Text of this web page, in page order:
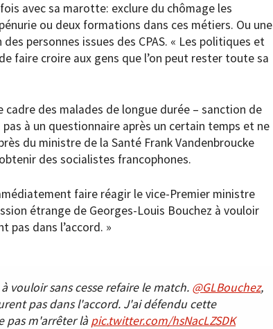
avec sa marotte: exclure du chômage les
ou deux formations dans ces métiers. Ou une
personnes issues des CPAS. « Les politiques et
faire croire aux gens que l’on peut rester toute sa
des malades de longue durée – sanction de
à un questionnaire après un certain temps et ne
du ministre de la Santé Frank Vandenbroucke
des socialistes francophones.
faire réagir le vice-Premier ministre
étrange de Georges-Louis Bouchez à vouloir
pas dans l’accord. »
vouloir sans cesse refaire le match. @GLBouchez,
pas dans l'accord. J'ai défendu cette
pas m'arrêter là pic.twitter.com/hsNacLZSDK